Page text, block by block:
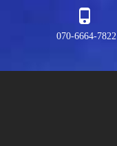
070-6664-7822